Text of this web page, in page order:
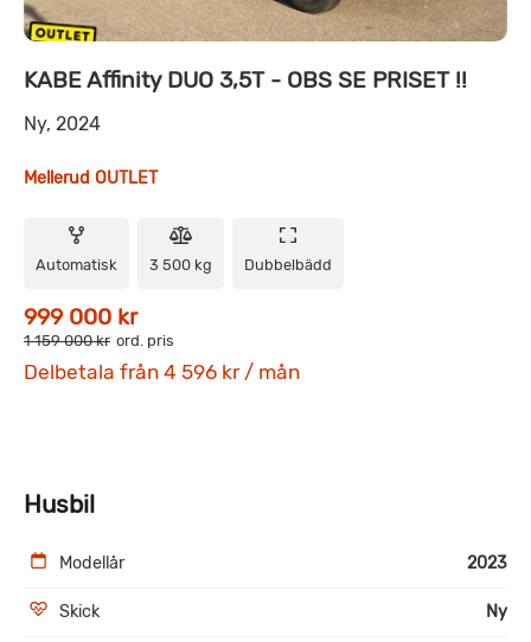
KABE Affinity DUO 3,5T - OBS SE PRISET !!
Ny, 2024
Mellerud OUTLET
Automatisk 3 500 kg Dubbelbädd
999 000 kr
1 159 000 kr ord. pris
Delbetala från 4 596 kr / mån
Husbil
Modellår 2023
Skick Ny